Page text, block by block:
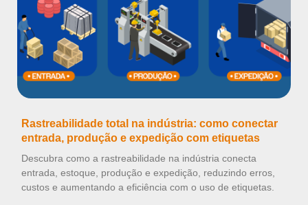
Rastreabilidade total na indústria: como conectar
entrada, produção e expedição com etiquetas
Descubra como a rastreabilidade na indústria conecta
entrada, estoque, produção e expedição, reduzindo erros,
custos e aumentando a eficiência com o uso de etiquetas.